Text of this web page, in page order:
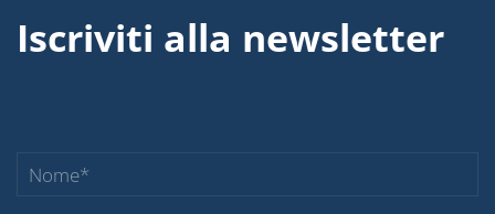
Iscriviti alla newsletter